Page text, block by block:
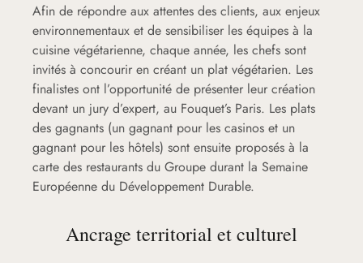
Afin de répondre aux attentes des clients, aux enjeux
environnementaux et de sensibiliser les équipes à la
cuisine végétarienne, chaque année, les chefs sont
invités à concourir en créant un plat végétarien. Les
finalistes ont l’opportunité de présenter leur création
devant un jury d’expert, au Fouquet’s Paris. Les plats
des gagnants (un gagnant pour les casinos et un
gagnant pour les hôtels) sont ensuite proposés à la
carte des restaurants du Groupe durant la Semaine
Européenne du Développement Durable.
Ancrage territorial et culturel